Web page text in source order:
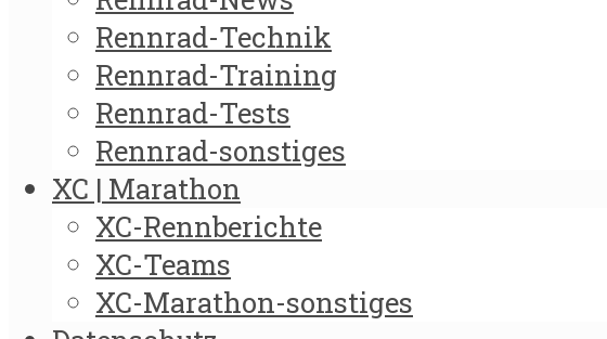
Rennrad-Technik
Rennrad-Training
Rennrad-Tests
Rennrad-sonstiges
XC | Marathon
XC-Rennberichte
XC-Teams
XC-Marathon-sonstiges